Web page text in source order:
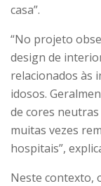
casa”.
“No projeto
design de
relacionados às
idosos.
de cores
muitas vezes
hospitais”,
Neste contexto,